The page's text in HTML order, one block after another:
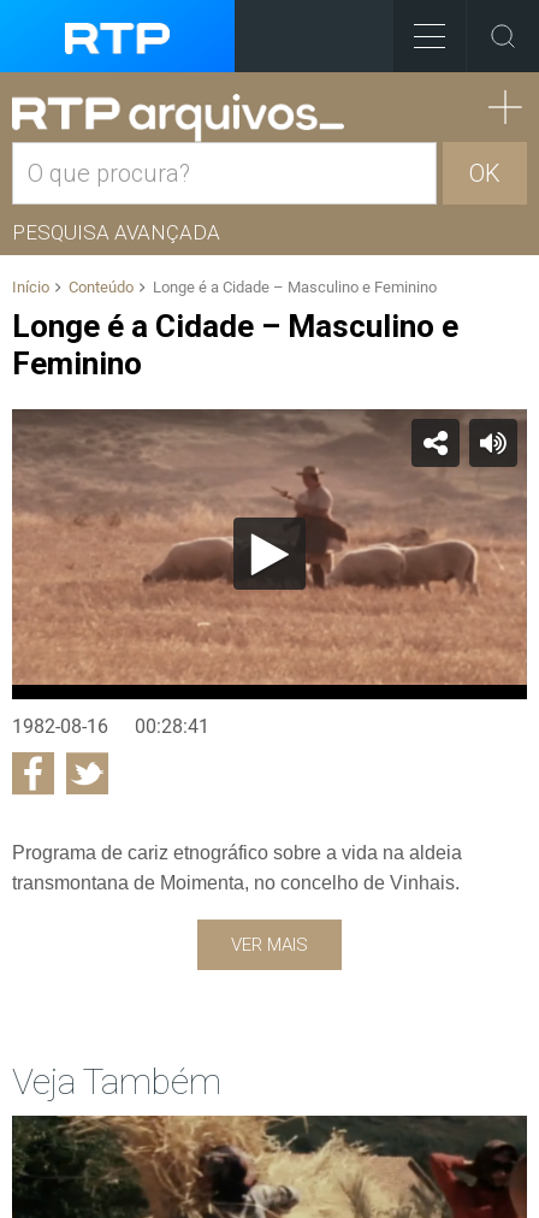
OK
PESQUISA AVANÇADA
Início Conteúdo Longe é a Cidade – Masculino e Feminino
Longe é a Cidade – Masculino e
Feminino
1982-08-16 00:28:41
Programa de cariz etnográfico sobre a vida na aldeia
transmontana de Moimenta, no concelho de Vinhais.
VER MAIS
Veja Também